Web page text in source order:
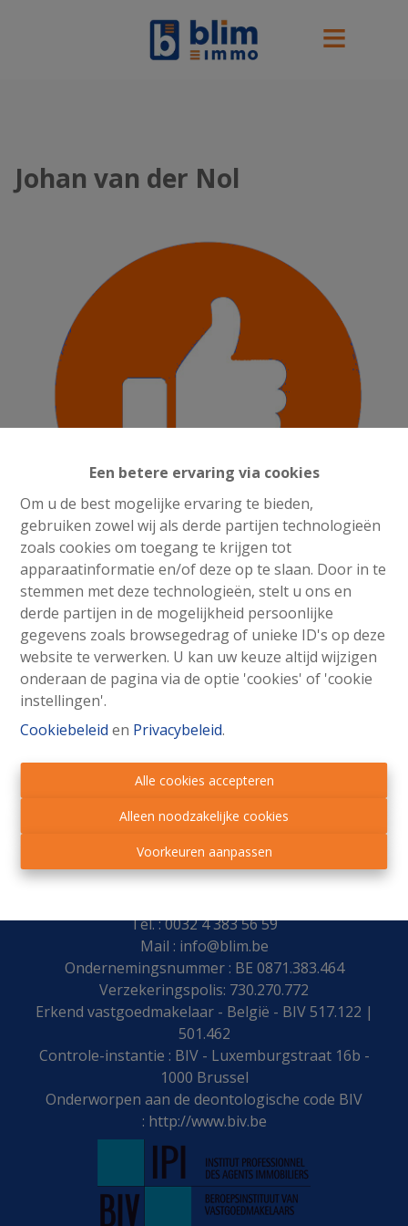
Een betere ervaring via cookies
Om u de best mogelijke ervaring te bieden,
gebruiken zowel wij als derde partijen technologieën
zoals cookies om toegang te krijgen tot
apparaatinformatie en/of deze op te slaan. Door in te
stemmen met deze technologieën, stelt u ons en
derde partijen in de mogelijkheid persoonlijke
gegevens zoals browsegedrag of unieke ID's op deze
website te verwerken. U kan uw keuze altijd wijzigen
onderaan de pagina via de optie 'cookies' of 'cookie
instellingen'.
Cookiebeleid en Privacybeleid.
Alle cookies accepteren
Alleen noodzakelijke cookies
Voorkeuren aanpassen
Johan van der Nol
Goedemorgen Eveline & Sjef, Allereerst bedankt voor
de gehele aankoop begeleiding. Zowel wij als de
kopende partij zijn blij met hoe alles is afgehandeld. We
hebben het daarna nog goed gevierd! Bedankt voor
alles en hoor graag van jullie! Met vriendelijke groet,
Johan van der Nol
blim.be makelaars
Tel. : 0032 4 383 56 59
Mail : info@blim.be
Ondernemingsnummer : BE 0871.383.464
Verzekeringspolis: 730.270.772
Erkend vastgoedmakelaar - België - BIV 517.122 |
501.462
Controle-instantie : BIV - Luxemburgstraat 16b -
1000 Brussel
Onderworpen aan de deontologische code BIV
: http://www.biv.be